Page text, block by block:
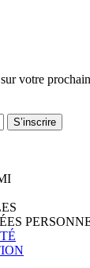
votre
S’inscrire